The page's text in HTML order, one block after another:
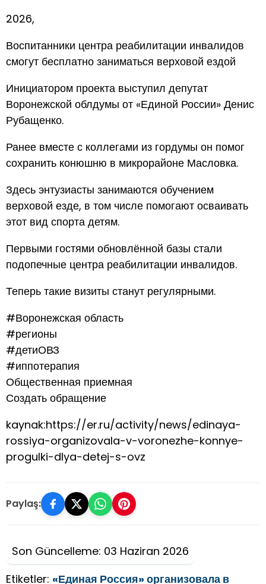
2026,
Воспитанники центра реабилитации инвалидов
смогут бесплатно заниматься верховой ездой
Инициатором проекта выступил депутат
Воронежской облдумы от «Единой России» Денис
Рубащенко.
Ранее вместе с коллегами из гордумы он помог
сохранить конюшню в микрорайоне Масловка.
Здесь энтузиасты занимаются обучением
верховой езде, в том числе помогают осваивать
этот вид спорта детям.
Первыми гостями обновлённой базы стали
подопечные центра реабилитации инвалидов.
Теперь такие визиты станут регулярными.
#Воронежская область
#регионы
#детиОВЗ
#иппотерапия
Общественная приемная
Создать обращение
kaynak:https://er.ru/activity/news/edinaya-
rossiya-organizovala-v-voronezhe-konnye-
progulki-dlya-detej-s-ovz
Paylaş:
Son Güncelleme: 03 Haziran 2026
Etiketler: «Единая Россия» организовала в